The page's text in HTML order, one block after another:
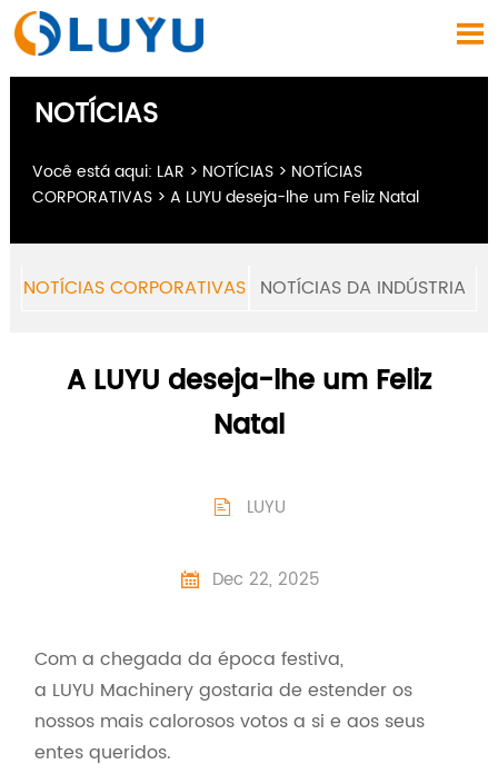

NOTÍCIAS
Você está aqui: LAR > NOTÍCIAS> NOTÍCIAS
CORPORATIVAS> A LUYU deseja-lhe um Feliz Natal
NOTÍCIAS CORPORATIVAS NOTÍCIAS DA INDÚSTRIA
A LUYU deseja-lhe um Feliz
Natal
 LUYU
 Dec 22, 2025
Com a chegada da época festiva,
a LUYU Machinery gostaria de estender os
nossos mais calorosos votos a si e aos seus
entes queridos.